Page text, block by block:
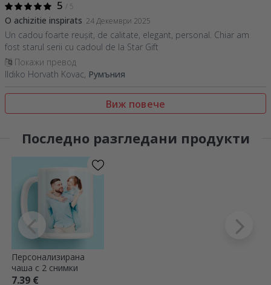
5 / 5
O achizitie inspirats 24 Декември 2025
Un cadou foarte reușit, de calitate, elegant, personal. Chiar am
fost starul serii cu cadoul de la Star Gift
Покажи превод
Ildiko Horvath Kovac, Румъния
Виж повече
Последно разгледани продукти
Персонализирана
чаша с 2 снимки
7.39 €